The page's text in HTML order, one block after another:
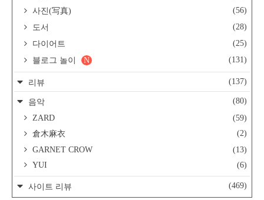
사진(写真)
(56)
도서
(28)
다이어트
(25)
블로그 놀이
(131)
N
리뷰 (137)
음악
(80)
ZARD
(59)
倉木麻衣
(2)
GARNET CROW
(13)
YUI
(6)
사이트 리뷰 (469)